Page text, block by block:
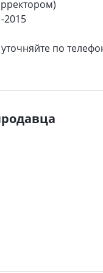
2015
по